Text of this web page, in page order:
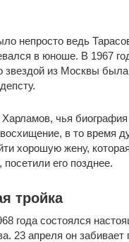
непросто ведь
в юноше. В 1967
звездой из Москвы
чья
в то время
хорошую жену,
его позднее.
тройка
года состоялся
23 апреля он